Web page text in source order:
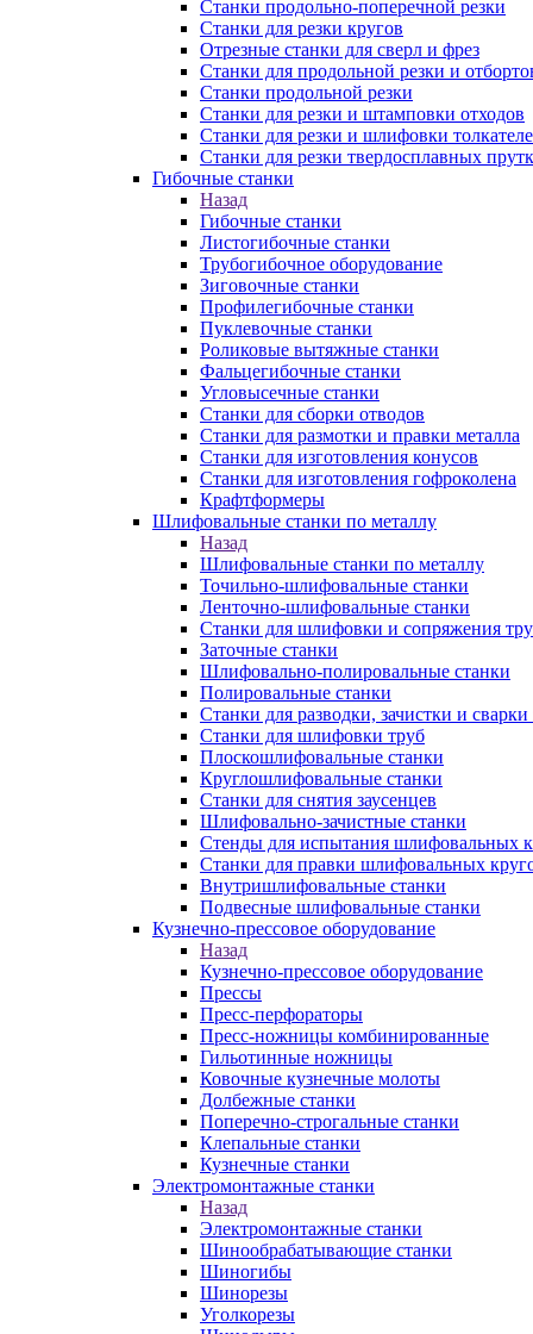
Станки продольно-поперечной резки
Станки для резки кругов
Отрезные станки для сверл и фрез
Станки для продольной резки и
Станки продольной резки
Станки для резки и штамповки отходов
Станки для резки и шлифовки
Станки для резки твердосплавных
Гибочные станки
Назад
Гибочные станки
Листогибочные станки
Трубогибочное оборудование
Зиговочные станки
Профилегибочные станки
Пуклевочные станки
Роликовые вытяжные станки
Фальцегибочные станки
Угловысечные станки
Станки для сборки отводов
Станки для размотки и правки металла
Станки для изготовления конусов
Станки для изготовления гофроколена
Крафтформеры
Шлифовальные станки по металлу
Назад
Шлифовальные станки по металлу
Точильно-шлифовальные станки
Ленточно-шлифовальные станки
Станки для шлифовки и сопряжения
Заточные станки
Шлифовально-полировальные станки
Полировальные станки
Станки для разводки, зачистки и сварки
Станки для шлифовки труб
Плоскошлифовальные станки
Круглошлифовальные станки
Станки для снятия заусенцев
Шлифовально-зачистные станки
Стенды для испытания шлифовальных
Станки для правки шлифовальных
Внутришлифовальные станки
Подвесные шлифовальные станки
Кузнечно-прессовое оборудование
Назад
Кузнечно-прессовое оборудование
Прессы
Пресс-перфораторы
Пресс-ножницы комбинированные
Гильотинные ножницы
Ковочные кузнечные молоты
Долбежные станки
Поперечно-строгальные станки
Клепальные станки
Кузнечные станки
Электромонтажные станки
Назад
Электромонтажные станки
Шинообрабатывающие станки
Шиногибы
Шинорезы
Уголкорезы